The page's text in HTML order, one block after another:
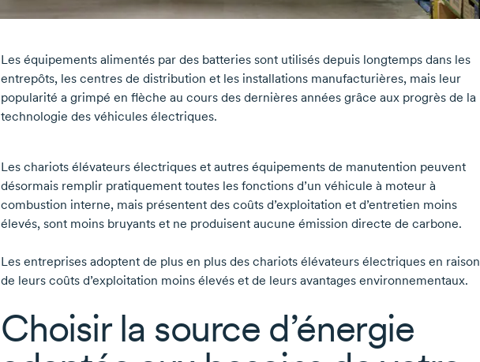
Les équipements alimentés par des batteries sont utilisés depuis longtemps dans les
entrepôts, les centres de distribution et les installations manufacturières, mais leur
popularité a grimpé en flèche au cours des dernières années grâce aux progrès de la
technologie des véhicules électriques.
Les chariots élévateurs électriques et autres équipements de manutention peuvent
désormais remplir pratiquement toutes les fonctions d’un véhicule à moteur à
combustion interne, mais présentent des coûts d’exploitation et d’entretien moins
élevés, sont moins bruyants et ne produisent aucune émission directe de carbone.
Les entreprises adoptent de plus en plus des chariots élévateurs électriques en raison
de leurs coûts d’exploitation moins élevés et de leurs avantages environnementaux.
Choisir la source d’énergie